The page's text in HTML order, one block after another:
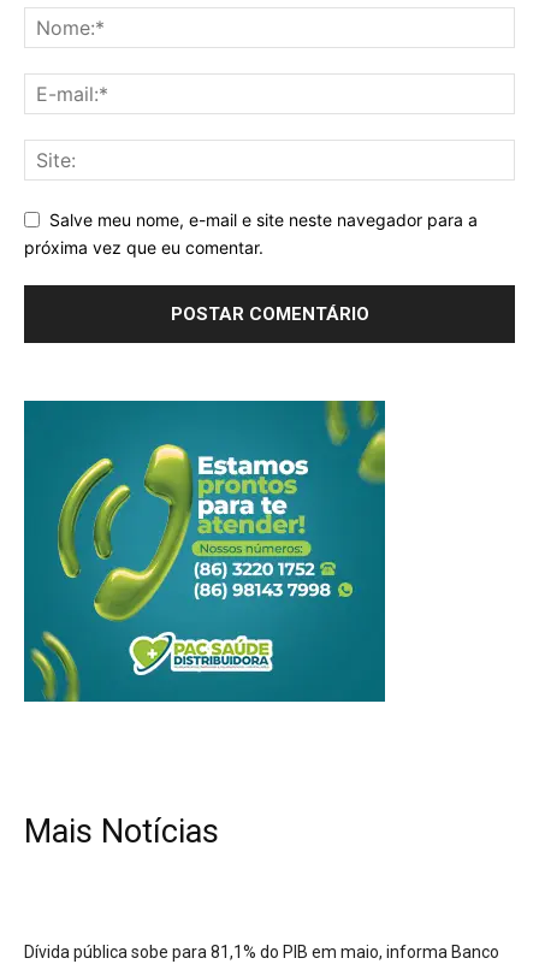
Salve meu nome, e-mail e site neste navegador para a
próxima vez que eu comentar.
Mais Notícias
Dívida pública sobe para 81,1% do PIB em maio, informa Banco